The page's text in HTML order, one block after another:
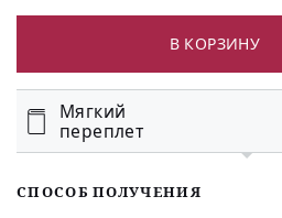
В КОРЗИНУ
Мягкий
переплет
СПОСОБ ПОЛУЧЕНИЯ